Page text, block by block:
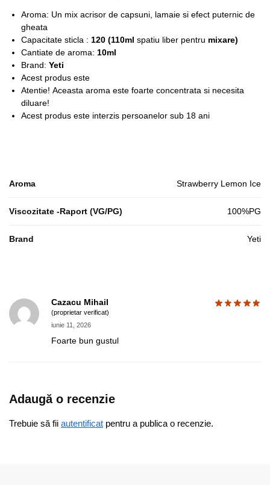
Aroma: Un mix acrisor de capsuni, lamaie si efect puternic de
gheata
Capacitate sticla : 120 (110ml spatiu liber pentru mixare)
Cantiate de aroma: 10ml
Brand: Yeti
Acest produs este
Atentie! Aceasta aroma este foarte concentrata si necesita
diluare!
Acest produs este interzis persoanelor sub 18 ani
Aroma Strawberry Lemon Ice
Viscozitate -Raport (VG/PG) 100%PG
Brand Yeti
Cazacu Mihail
(proprietar verificat)
iunie 11, 2026
Foarte bun gustul
Adaugă o recenzie
Trebuie să fii autentificat pentru a publica o recenzie.